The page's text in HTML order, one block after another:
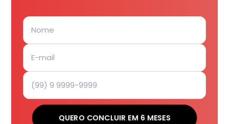
QUERO CONCLUIR EM 6 MESES